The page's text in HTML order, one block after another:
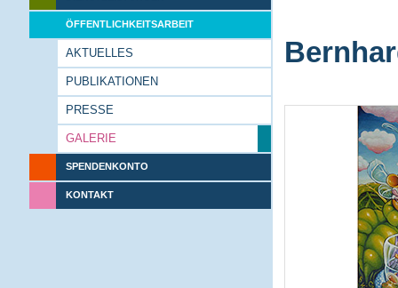
ÖFFENTLICHKEITSARBEIT
AKTUELLES
PUBLIKATIONEN
PRESSE
GALERIE
SPENDENKONTO
KONTAKT